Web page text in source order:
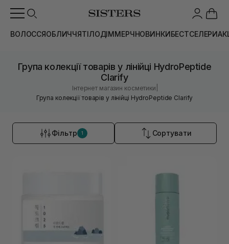
ВОЛОССЯОБЛИЧЧЯТІЛОДІММЕРЧНОВИНКИБЕСТСЕЛЕРИ
Група колекції товарів у лінійці HydroPeptide
Clarify
Інтернет магазин косметики
Група колекції товарів у лінійці HydroPeptide Clarify
Фільтр 1 Сортувати